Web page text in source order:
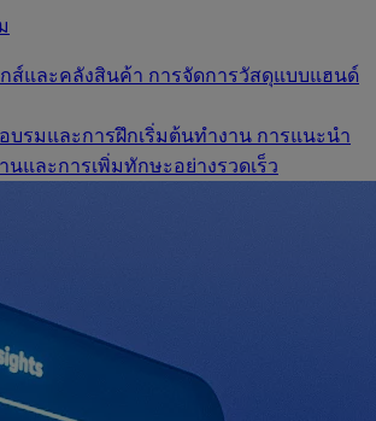
ส์และคลังสินค้า การจัดการวัสดุแบบแฮนด์
บรมและการฝึกเริ่มต้นทำงาน การแนะนำ
นและการเพิ่มทักษะอย่างรวดเร็ว